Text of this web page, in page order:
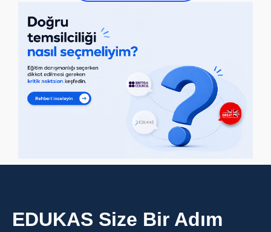
EDUKAS Size Bir Adım